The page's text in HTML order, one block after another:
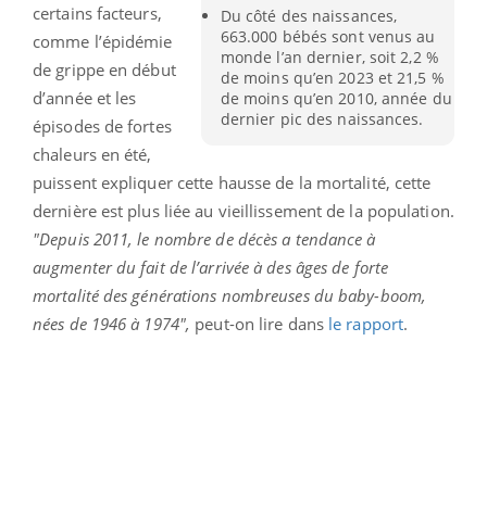
Du côté des naissances,
663.000 bébés sont venus au
monde l’an dernier, soit 2,2 %
de moins qu’en 2023 et 21,5 %
de moins qu’en 2010, année du
dernier pic des naissances.
certains facteurs,
comme l’épidémie
de grippe en début
d’année et les
épisodes de fortes
chaleurs en été,
puissent expliquer cette hausse de la mortalité, cette
dernière est plus liée au vieillissement de la population.
"Depuis 2011, le nombre de décès a tendance à
augmenter du fait de l’arrivée à des âges de forte
mortalité des générations nombreuses du baby-boom,
nées de 1946 à 1974", peut-on lire dans le rapport.